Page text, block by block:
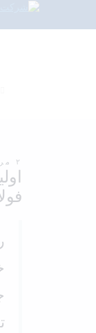
۲ مرداد, ۱۴۰۳